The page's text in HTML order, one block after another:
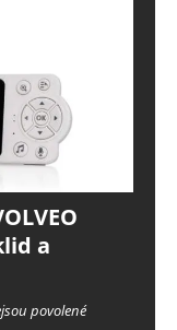
a
povolené